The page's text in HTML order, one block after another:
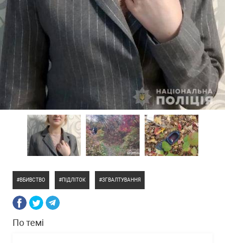
ВБИВСТВО ПІДЛІТОК ЗГВАЛТУВАННЯ
По темі